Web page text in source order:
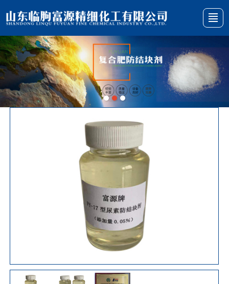
综合首页 关于我们 产品展示 新闻动态 厂景厂貌 行业资讯 在线留言 联系我们